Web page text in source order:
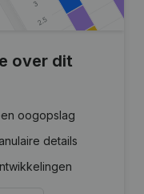
over dit
oogopslag
details